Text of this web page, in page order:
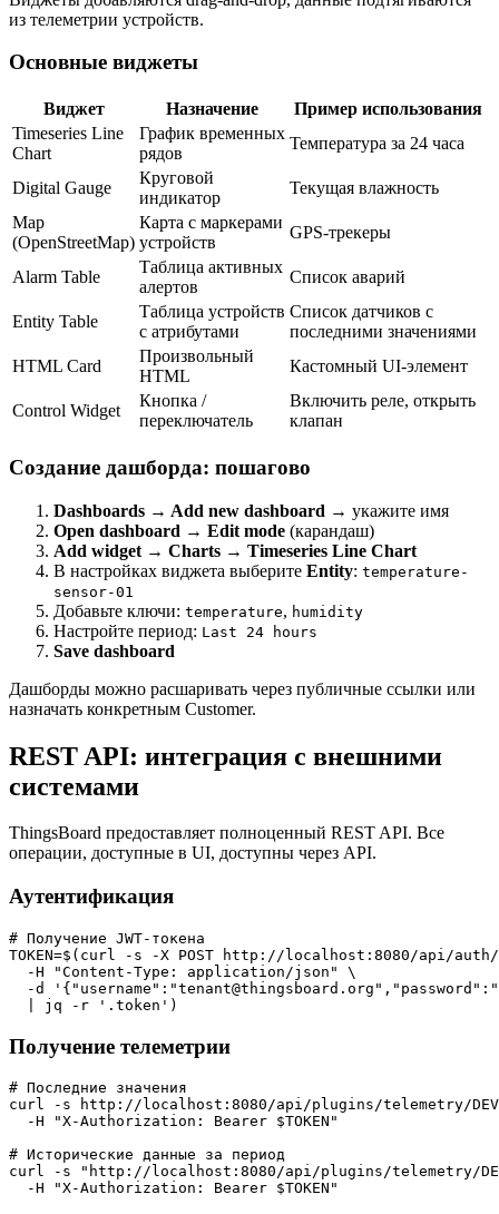
из телеметрии устройств.
Основные виджеты
Виджет Назначение
Пример использования
Timeseries Line
Chart
График временных
рядов
Температура за 24 часа
Digital Gauge
Круговой
индикатор
Текущая влажность
Map
(OpenStreetMap)
Карта с маркерами
устройств
GPS-трекеры
Alarm Table
Таблица активных
алертов
Список аварий
Entity Table
Таблица устройств
с атрибутами
Список датчиков с
последними значениями
HTML Card
Произвольный
HTML
Кастомный UI-элемент
Control Widget
Кнопка /
переключатель
Включить реле, открыть
клапан
Создание дашборда: пошагово
Dashboards → Add new dashboard → укажите имя
Open dashboard → Edit mode (карандаш)
Add widget → Charts → Timeseries Line Chart
В настройках виджета выберите Entity: temperature-
sensor-01
Добавьте ключи: temperature, humidity
Настройте период: Last 24 hours
Save dashboard
Дашборды можно расшаривать через публичные ссылки или
назначать конкретным Customer.
REST API: интеграция с внешними
системами
ThingsBoard предоставляет полноценный REST API. Все
операции, доступные в UI, доступны через API.
Аутентификация
# Получение JWT-токена
TOKEN=$(curl -s -X POST http://localhost:8080/api/
  -H "Content-Type: application/json" \
-d
Получение телеметрии
# Последние значения
curl -s http://localhost:8080/api/plugins/telemetry/
  -H "X-Authorization: Bearer $TOKEN"
# Исторические данные за период
curl -s "http://localhost:8080/api/plugins/telemetry/